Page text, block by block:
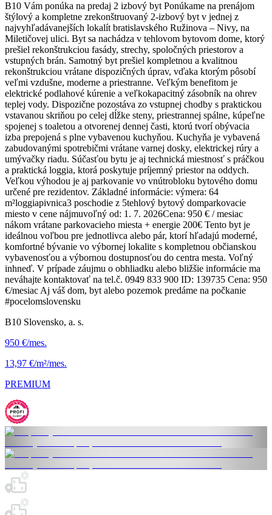
B10 Vám ponúka na predaj 2 izbový byt Ponúkame na prenájom
štýlový a kompletne zrekonštruovaný 2-izbový byt v jednej z
najvyhľadávanejších lokalít bratislavského Ružinova – Nivy, na
Miletičovej ulici. Byt sa nachádza v tehlovom bytovom dome, ktorý
prešiel rekonštrukciou fasády, strechy, spoločných priestorov a
vstupných brán. Samotný byt prešiel kompletnou a kvalitnou
rekonštrukciou vrátane dispozičných úprav, vďaka ktorým pôsobí
veľmi vzdušne, moderne a priestranne. Veľkým benefitom je
elektrické podlahové kúrenie a veľkokapacitný zásobník na ohrev
teplej vody. Dispozične pozostáva zo vstupnej chodby s praktickou
vstavanou skriňou po celej dĺžke steny, priestrannej spálne, kúpeľne
spojenej s toaletou a otvorenej dennej časti, ktorú tvorí obývacia
izba prepojená s plne vybavenou kuchyňou. Kuchyňa je vybavená
zabudovanými spotrebičmi vrátane varnej dosky, elektrickej rúry a
umývačky riadu. Súčasťou bytu je aj technická miestnosť s práčkou
a praktická loggia, ktorá poskytuje príjemný priestor na oddych.
Veľkou výhodou je aj parkovanie vo vnútrobloku bytového domu
určené pre rezidentov. Základné informácie: výmera: 64
m²loggiapivnica3 poschodie z 5tehlový bytový domparkovacie
miesto v cene nájmuvoľný od: 1. 7. 2026Cena: 950 € / mesiac
nákom vrátane parkovacieho miesta + energie 200€ Tento byt je
ideálnou voľbou pre jednotlivca alebo pár, ktorí hľadajú moderné,
komfortné bývanie vo výbornej lokalite s kompletnou občianskou
vybavenosťou a výbornou dostupnosťou do centra mesta. Voľný
inhneď. V prípade záujmu o obhliadku alebo bližšie informácie ma
neváhajte kontaktovať na tel.č. 0949 833 900 ID: 139735 Cena: 950
€/mesiac Aj váš dom, byt alebo pozemok predáme na počkanie
#pocelomslovensku
B10 Slovensko, a. s.
950 €/mes.
13,97 €/m²/mes.
PREMIUM